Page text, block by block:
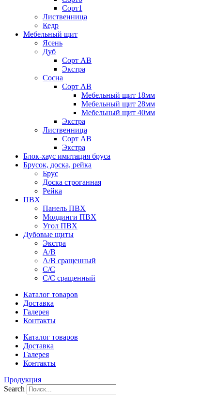
Сорт1
Лиственница
Кедр
Мебельный щит
Ясень
Дуб
Сорт АВ
Экстра
Сосна
Сорт АВ
Мебельный щит 18мм
Мебельный щит 28мм
Мебельный щит 40мм
Экстра
Лиственница
Сорт АВ
Экстра
Блок-хаус имитация бруса
Брусок, доска, рейка
Брус
Доска строганная
Рейка
ПВХ
Панель ПВХ
Молдинги ПВХ
Угол ПВХ
Дубовые щиты
Экстра
А/В
А/В сращенный
С/С
С/С сращенный
Каталог товаров
Доставка
Галерея
Контакты
Каталог товаров
Доставка
Галерея
Контакты
Продукция
Search